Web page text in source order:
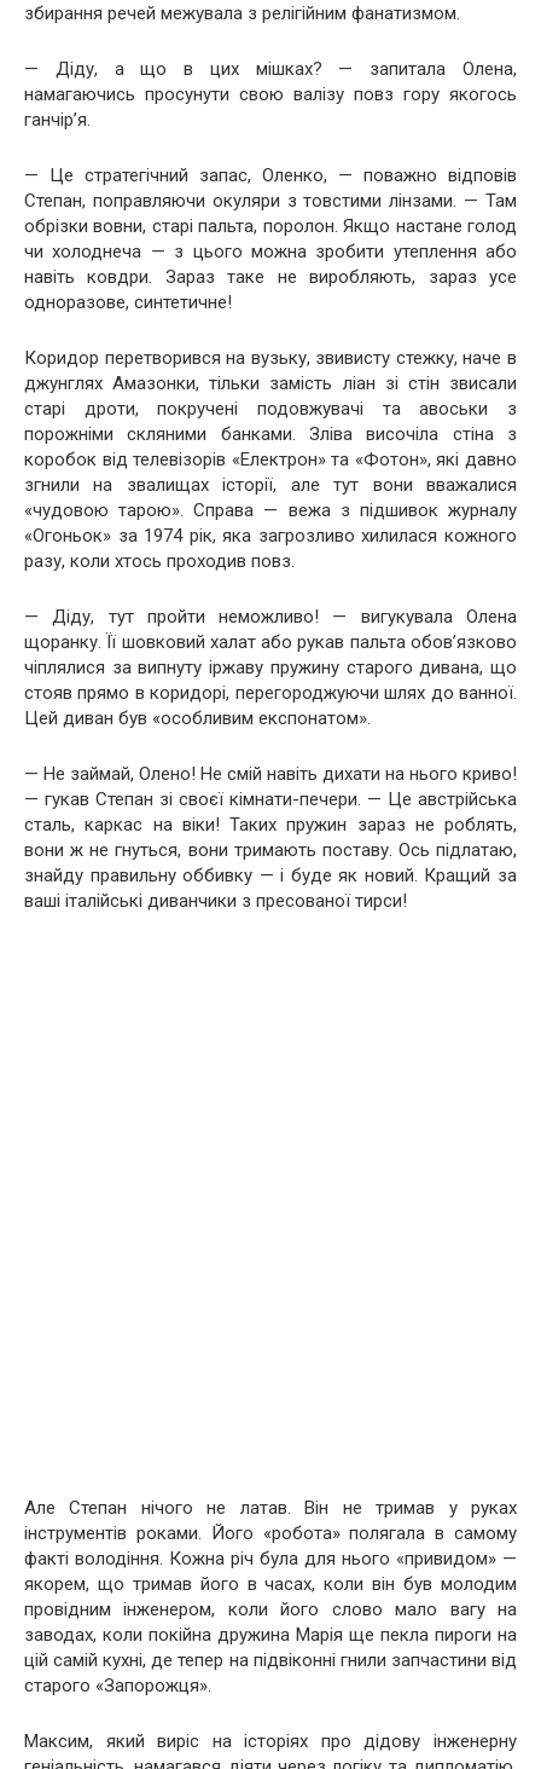
збирання речей межувала з релігійним фанатизмом.
— Діду, а що в цих мішках? — запитала Олена,
намагаючись просунути свою валізу повз гору якогось
ганчір’я.
— Це стратегічний запас, Оленко, — поважно відповів
Степан, поправляючи окуляри з товстими лінзами. — Там
обрізки вовни, старі пальта, поролон. Якщо настане голод
чи холоднеча — з цього можна зробити утеплення або
навіть ковдри. Зараз таке не виробляють, зараз усе
одноразове, синтетичне!
Коридор перетворився на вузьку, звивисту стежку, наче в
джунглях Амазонки, тільки замість ліан зі стін звисали
старі дроти, покручені подовжувачі та авоськи з
порожніми скляними банками. Зліва височіла стіна з
коробок від телевізорів «Електрон» та «Фотон», які давно
згнили на звалищах історії, але тут вони вважалися
«чудовою тарою». Справа — вежа з підшивок журналу
«Огоньок» за 1974 рік, яка загрозливо хилилася кожного
разу, коли хтось проходив повз.
— Діду, тут пройти неможливо! — вигукувала Олена
щоранку. Її шовковий халат або рукав пальта обов’язково
чіплялися за випнуту іржаву пружину старого дивана, що
стояв прямо в коридорі, перегороджуючи шлях до ванної.
Цей диван був «особливим експонатом».
— Не займай, Олено! Не смій навіть дихати на нього криво!
— гукав Степан зі своєї кімнати-печери. — Це австрійська
сталь, каркас на віки! Таких пружин зараз не роблять,
вони ж не гнуться, вони тримають поставу. Ось підлатаю,
знайду правильну оббивку — і буде як новий. Кращий за
ваші італійські диванчики з пресованої тирси!
Але Степан нічого не латав. Він не тримав у руках
інструментів роками. Його «робота» полягала в самому
факті володіння. Кожна річ була для нього «привидом» —
якорем, що тримав його в часах, коли він був молодим
провідним інженером, коли його слово мало вагу на
заводах, коли покійна дружина Марія ще пекла пироги на
цій самій кухні, де тепер на підвіконні гнили запчастини від
старого «Запорожця».
Максим, який виріс на історіях про дідову інженерну